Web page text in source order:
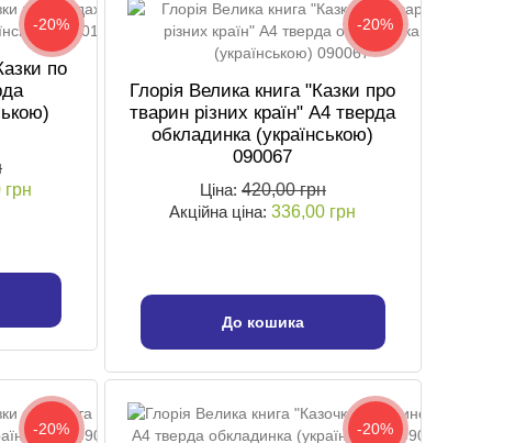
-20%
по
-20%
Глорія Велика книга "Казки про
тварин різних країн" А4 тверда
обкладинка (українською)
090067
Ціна: 420,00 грн
Акційна ціна:336,00 грн
До кошика
-20% -20%